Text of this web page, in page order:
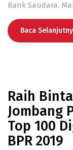
Bank Saudara.
Baca
Raih
Jombang
Top 100
BPR 2019